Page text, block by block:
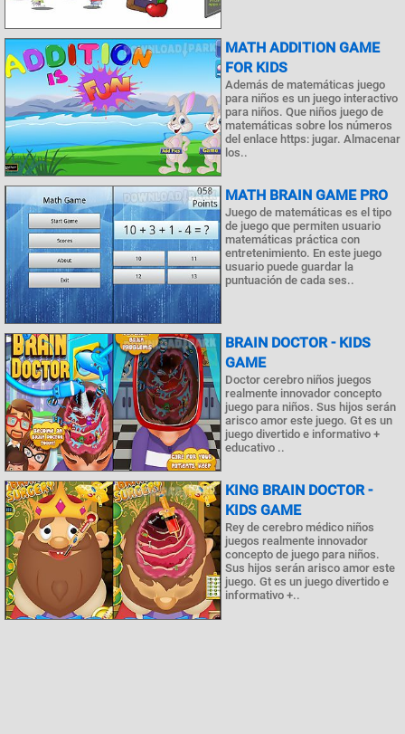
MATH ADDITION GAME
FOR KIDS
Además de matemáticas juego
para niños es un juego interactivo
para niños. Que niños juego de
matemáticas sobre los números
del enlace https: jugar. Almacenar
los..
MATH BRAIN GAME PRO
Juego de matemáticas es el tipo
de juego que permiten usuario
matemáticas práctica con
entretenimiento. En este juego
usuario puede guardar la
puntuación de cada ses..
BRAIN DOCTOR - KIDS
GAME
Doctor cerebro niños juegos
realmente innovador concepto
juego para niños. Sus hijos serán
arisco amor este juego. Gt es un
juego divertido e informativo +
educativo ..
KING BRAIN DOCTOR -
KIDS GAME
Rey de cerebro médico niños
juegos realmente innovador
concepto de juego para niños.
Sus hijos serán arisco amor este
juego. Gt es un juego divertido e
informativo +..